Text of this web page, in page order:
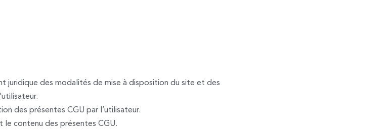
juridique des modalités de mise à disposition du site et des
des présentes CGU par l’utilisateur.
contenu des présentes CGU.